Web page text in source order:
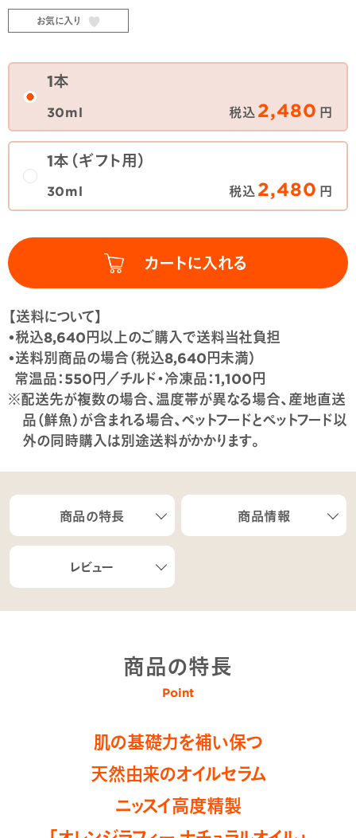
【送料について】
•税込8,640円以上のご購入で送料当社負担
•送料別商品の場合（税込8,640円未満）
常温品：550円／チルド・冷凍品：1,100円
※配送先が複数の場合、温度帯が異なる場合、産地直送
品（鮮魚）が含まれる場合、ペットフードとペットフード以
外の同時購入は別途送料がかかります。
1本
30ml 税込 2,480 円
1本（ギフト用）
30ml 税込2,480 円
お気に入り
商品の特長 商品情報
レビュー
商品の特長
Point
肌の基礎力を補い保つ
天然由来のオイルセラム
ニッスイ高度精製